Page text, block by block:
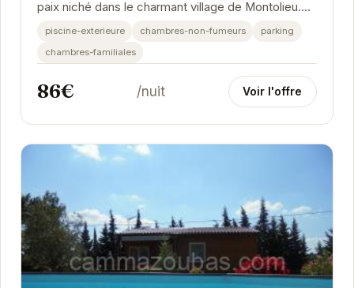
paix niché dans le charmant village de Montolieu.
Idéal pour un séjour en couple ou en...
piscine-exterieure chambres-non-fumeurs
parking
chambres-familiales
86€ /nuit Voir l'offre